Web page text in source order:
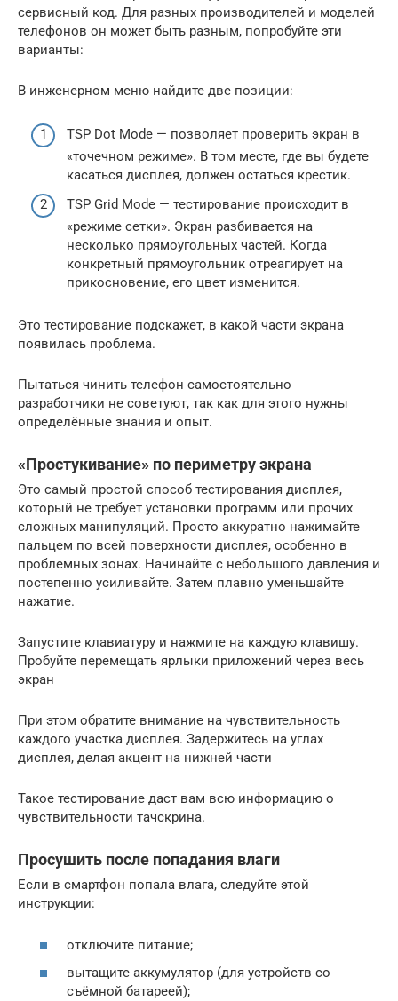
сервисный код. Для разных производителей и моделей
телефонов он может быть разным, попробуйте эти
варианты:
В инженерном меню найдите две позиции:
TSP Dot Mode — позволяет проверить экран в
«точечном режиме». В том месте, где вы будете
касаться дисплея, должен остаться крестик.
TSP Grid Mode — тестирование происходит в
«режиме сетки». Экран разбивается на
несколько прямоугольных частей. Когда
конкретный прямоугольник отреагирует на
прикосновение, его цвет изменится.
Это тестирование подскажет, в какой части экрана
появилась проблема.
Пытаться чинить телефон самостоятельно
разработчики не советуют, так как для этого нужны
определённые знания и опыт.
«Простукивание» по периметру экрана
Это самый простой способ тестирования дисплея,
который не требует установки программ или прочих
сложных манипуляций. Просто аккуратно нажимайте
пальцем по всей поверхности дисплея, особенно в
проблемных зонах. Начинайте с небольшого давления и
постепенно усиливайте. Затем плавно уменьшайте
нажатие.
Запустите клавиатуру и нажмите на каждую клавишу.
Пробуйте перемещать ярлыки приложений через весь
экран
При этом обратите внимание на чувствительность
каждого участка дисплея. Задержитесь на углах
дисплея, делая акцент на нижней части
Такое тестирование даст вам всю информацию о
чувствительности тачскрина.
Просушить после попадания влаги
Если в смартфон попала влага, следуйте этой
инструкции:
отключите питание;
вытащите аккумулятор (для устройств со
съёмной батареей);